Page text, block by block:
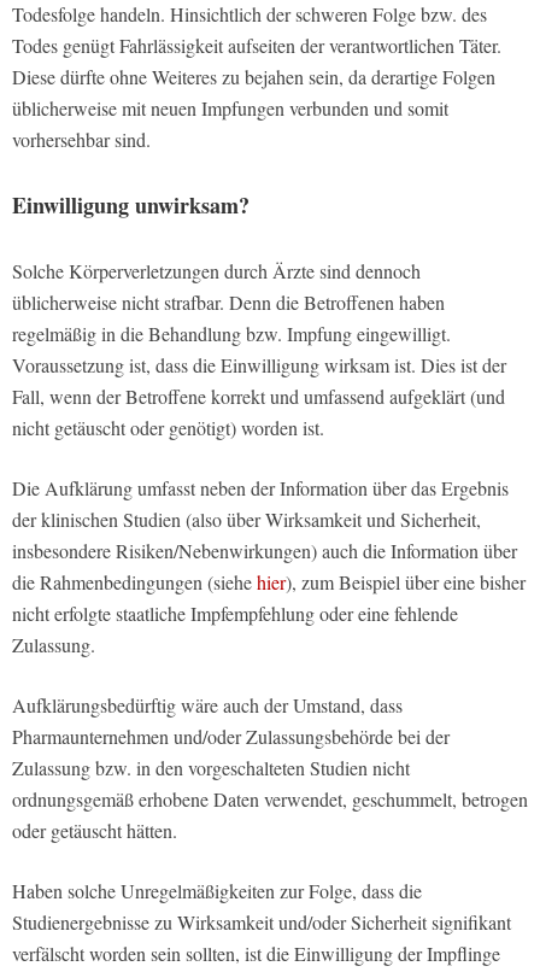
Todesfolge handeln. Hinsichtlich der schweren Folge bzw. des
Todes genügt Fahrlässigkeit aufseiten der verantwortlichen Täter.
Diese dürfte ohne Weiteres zu bejahen sein, da derartige Folgen
üblicherweise mit neuen Impfungen verbunden und somit
vorhersehbar sind.
Einwilligung unwirksam?
Solche Körperverletzungen durch Ärzte sind dennoch
üblicherweise nicht strafbar. Denn die Betroffenen haben
regelmäßig in die Behandlung bzw. Impfung eingewilligt.
Voraussetzung ist, dass die Einwilligung wirksam ist. Dies ist der
Fall, wenn der Betroffene korrekt und umfassend aufgeklärt (und
nicht getäuscht oder genötigt) worden ist.
Die Aufklärung umfasst neben der Information über das Ergebnis
der klinischen Studien (also über Wirksamkeit und Sicherheit,
insbesondere Risiken/Nebenwirkungen) auch die Information über
die Rahmenbedingungen (siehehier), zum Beispiel über eine bisher
nicht erfolgte staatliche Impfempfehlung oder eine fehlende
Zulassung.
Aufklärungsbedürftig wäre auch der Umstand, dass
Pharmaunternehmen und/oder Zulassungsbehörde bei der
Zulassung bzw. in den vorgeschalteten Studien nicht
ordnungsgemäß erhobene Daten verwendet, geschummelt, betrogen
oder getäuscht hätten.
Haben solche Unregelmäßigkeiten zur Folge, dass die
Studienergebnisse zu Wirksamkeit und/oder Sicherheit signifikant
verfälscht worden sein sollten, ist die Einwilligung der Impflinge